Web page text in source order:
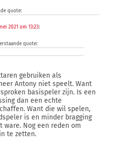
quote:
2021 om 13:23:
quote:
gebruiken als
Antony niet speelt. Want
basispeler zijn. Is een
dan een echte
Want die wil spelen,
is en minder bragging
ware. Nog een reden om
te zetten.